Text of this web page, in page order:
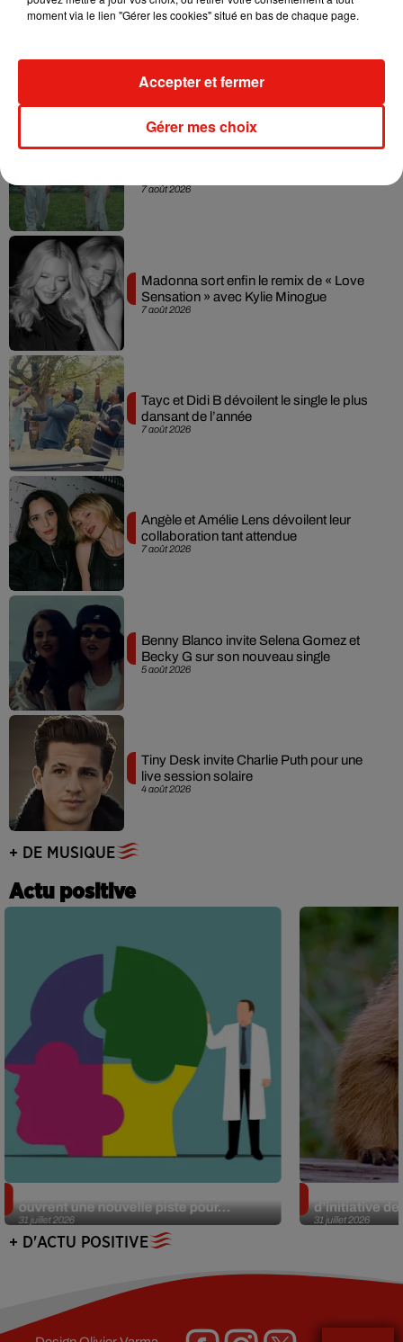
La Flèche: Rassemblement place Henri IV à 18h
Musique
7 août 2026
7 août 2026
Madonna sort enfin le remix de « Love
Sensation » avec Kylie Minogue
7 août 2026
Tayc et Didi B dévoilent le single le plus
dansant de l’année
7 août 2026
Angèle et Amélie Lens dévoilent leur
collaboration tant attendue
5 août 2026
Benny Blanco invite Selena Gomez et
Becky G sur son nouveau single
4 août 2026
Tiny Desk invite Charlie Puth pour une
live session solaire
+ DE MUSIQUE
Actu positive
31 juillet 2026
ouvrent une nouvelle piste pour...
31 juillet 2026
d’initiative
+ D'ACTU POSITIVE
moment via le lien "Gérer les cookies" situé en bas de chaque page.
Gérer mes choix
Accepter et fermer